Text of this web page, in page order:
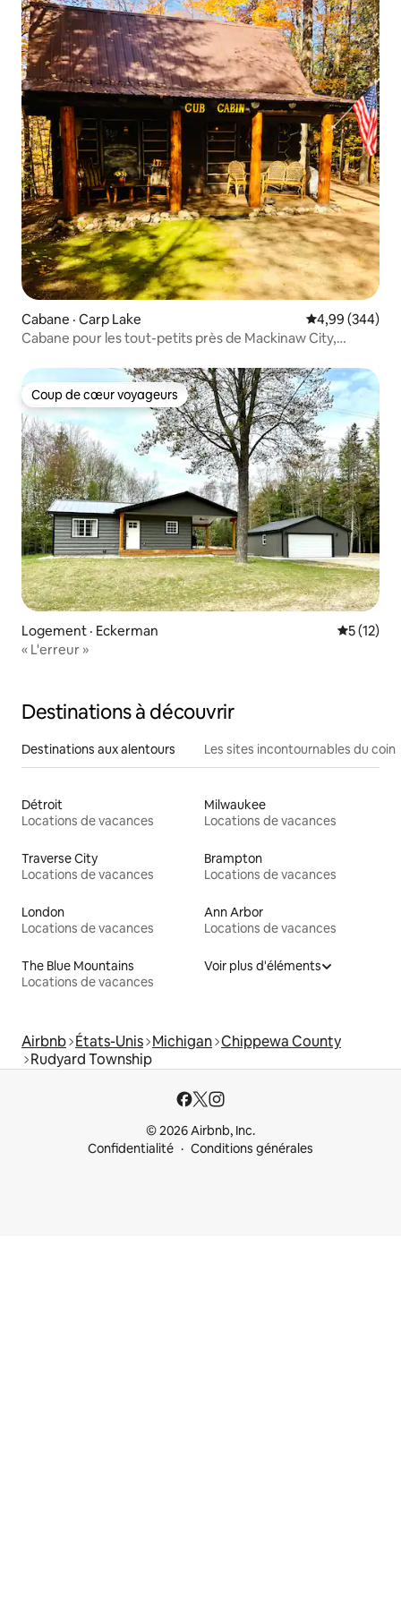
Cabane · Carp Lake Note
4,99 (344)
Cabane pour les tout-petits près de Mackinaw City,
Coup de cœur voyageurs
Coup de cœur voyageurs
Logement · Eckerman Note
5 (12)
« L'erreur »
Destinations à découvrir
Destinations aux alentours Les sites incontournables du coin
Détroit
Locations de vacances
Milwaukee
Locations de vacances
Traverse City
Locations de vacances
Brampton
Locations de vacances
London
Locations de vacances
Ann Arbor
Locations de vacances
The Blue Mountains
Locations de vacances
Voir plus d'éléments
Airbnb États-Unis Michigan Chippewa County
Rudyard Township
© 2026 Airbnb, Inc.
Confidentialité
Conditions générales